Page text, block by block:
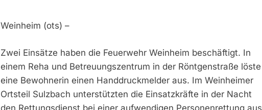
Weinheim (ots) –
Zwei Einsätze haben die Feuerwehr Weinheim beschäftigt. In
einem Reha und Betreuungszentrum in der Röntgenstraße löste
eine Bewohnerin einen Handdruckmelder aus. Im Weinheimer
Ortsteil Sulzbach unterstützten die Einsatzkräfte in der Nacht
den Rettungsdienst bei einer aufwendigen Personenrettung aus